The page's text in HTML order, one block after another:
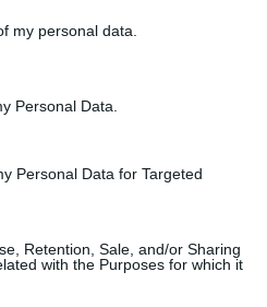
my personal data.
Personal Data.
Personal Data for Targeted
Retention, Sale, and/or Sharing
with the Purposes for which it
wczoraj odbyłam stosunek z
Nie mam kolejnego krążka. do
i włożyć nowy krążek w
dni wcześniej. Przyjęłam